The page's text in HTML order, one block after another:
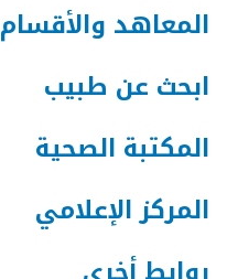
المعاهد والأقسام
ابحث عن طبيب
المكتبة الصحية
المركز الإعلامي